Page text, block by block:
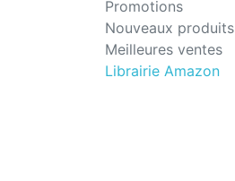
Promotions
Nouveaux produits
Meilleures ventes
Librairie Amazon